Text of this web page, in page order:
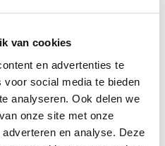
van cookies
en advertenties te
social media te bieden
analyseren. Ook delen we
onze site met onze
en analyse. Deze
garanties en service.
schriftelijke
schriftelijke offerte als je